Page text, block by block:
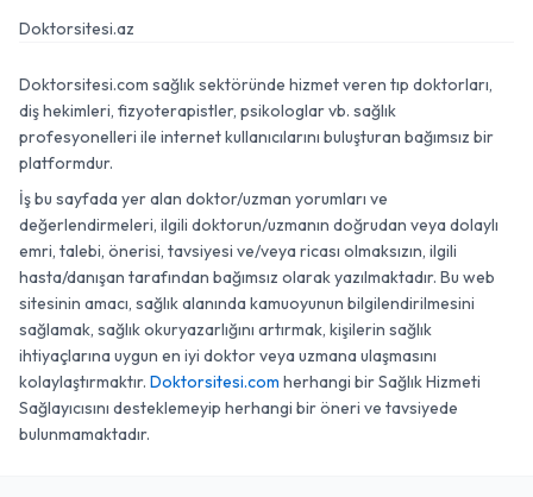
Doktorsitesi.az
Doktorsitesi.com sağlık sektöründe hizmet veren tıp doktorları,
diş hekimleri, fizyoterapistler, psikologlar vb. sağlık
profesyonelleri ile internet kullanıcılarını buluşturan bağımsız bir
platformdur.
İş bu sayfada yer alan doktor/uzman yorumları ve
değerlendirmeleri, ilgili doktorun/uzmanın doğrudan veya dolaylı
emri, talebi, önerisi, tavsiyesi ve/veya ricası olmaksızın, ilgili
hasta/danışan tarafından bağımsız olarak yazılmaktadır. Bu web
sitesinin amacı, sağlık alanında kamuoyunun bilgilendirilmesini
sağlamak, sağlık okuryazarlığını artırmak, kişilerin sağlık
ihtiyaçlarına uygun en iyi doktor veya uzmana ulaşmasını
kolaylaştırmaktır. Doktorsitesi.com herhangi bir Sağlık Hizmeti
Sağlayıcısını desteklemeyip herhangi bir öneri ve tavsiyede
bulunmamaktadır.